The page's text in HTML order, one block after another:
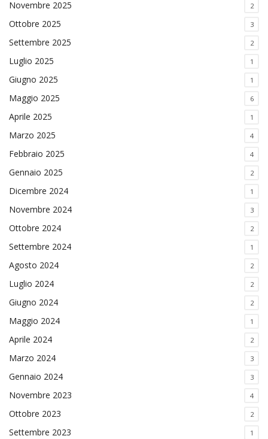
Novembre 2025 2
Ottobre 2025 3
Settembre 2025 2
Luglio 2025 1
Giugno 2025 1
Maggio 2025 6
Aprile 2025 1
Marzo 2025 4
Febbraio 2025 4
Gennaio 2025 2
Dicembre 2024 1
Novembre 2024 3
Ottobre 2024 2
Settembre 2024 1
Agosto 2024 2
Luglio 2024 2
Giugno 2024 2
Maggio 2024 1
Aprile 2024 2
Marzo 2024 3
Gennaio 2024 3
Novembre 2023 4
Ottobre 2023 2
Settembre 2023 1